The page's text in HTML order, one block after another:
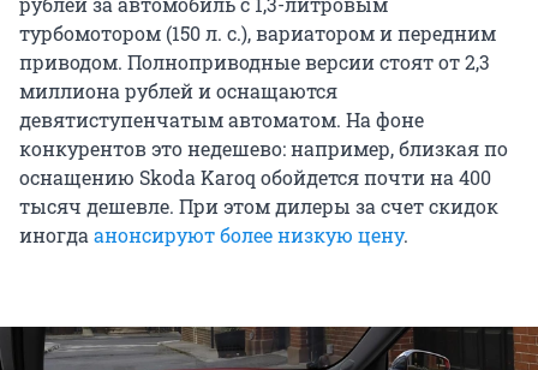
турбомотором (150 л. с.), вариатором и передним
приводом. Полноприводные версии стоят от 2,3
миллиона рублей и оснащаются
девятиступенчатым автоматом. На фоне
конкурентов это недешево: например, близкая по
оснащению Skoda Karoq обойдется почти на 400
тысяч дешевле. При этом дилеры за счет скидок
иногда анонсируют более низкую цену.